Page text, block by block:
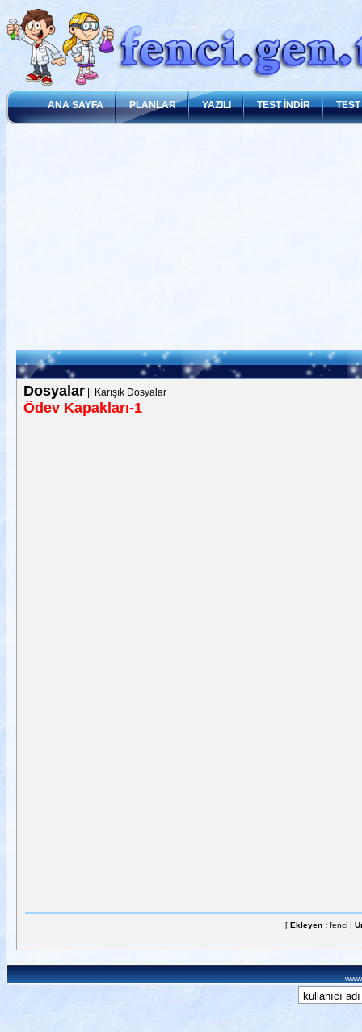
ANA SAYFA PLANLAR YAZILI TEST İNDİR
Dosyalar|| Karışık Dosyalar
Ödev Kapakları-1
[ Ekleyen : fenci |